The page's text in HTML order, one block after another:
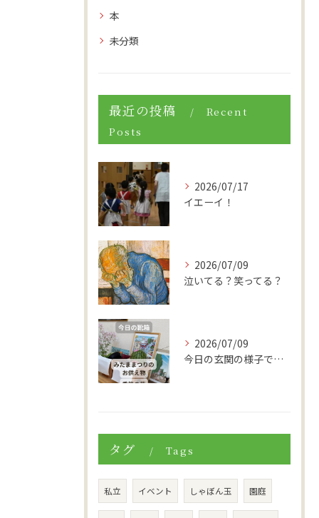
本
未分類
最近の投稿
Recent
Posts
2026/07/17
イエーイ！
2026/07/09
泣いてる？笑ってる？
2026/07/09
今日の玄関の様子です。
タグ Tags
私立 イベント しゃぼん玉 園庭